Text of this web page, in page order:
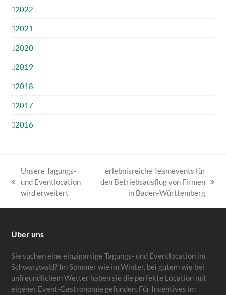
2022
2021
2020
2019
2018
2017
2016
vorheriger
Beitrag:
Unsere Tagungs-
und Eventlocation
wird erweitert
Nächster
erlebnisreiche Teamevents für
den Betriebsausflug von Firmen
in Baden-Württemberg
Über uns
Sie suchen eine einzigartige Tagungs- und Eventlocation im
Schwarzwald? Im Sommer wie im Winter, bei gutem wie bei
unfreundlichem Wetter haben sie die perfekte Location mit
eigener Event-Gastronomie gefunden. Für Incentives im